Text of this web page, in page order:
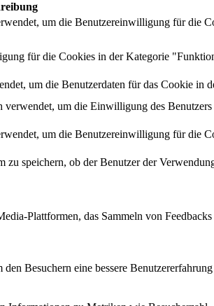
um die Benutzereinwilligung für die
für die Cookies in der Kategorie
um die Benutzerdaten für das Cookie in
um die Einwilligung des
um die Benutzereinwilligung für die
speichern, ob der Benutzer der
Plattformen, das Sammeln von
Besuchern eine bessere